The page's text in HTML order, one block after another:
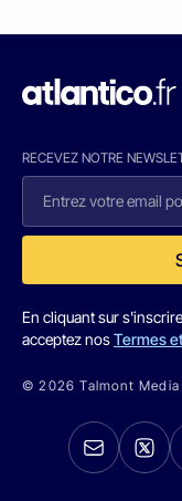
RECEVEZ NOTRE
En cliquant sur
acceptez nosTermes
© 2026 Talmont